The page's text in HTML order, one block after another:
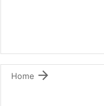

Home